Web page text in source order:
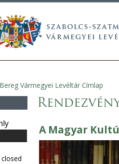
Vármegyei Levéltár Címlap
A Magyar
closed